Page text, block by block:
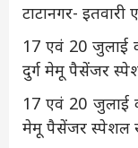
टाटानगर- इतवारी
17 एवं 20 जुलाई
दुर्ग मेमू पैसेंजर
17 एवं 20 जुलाई
मेमू पैसेंजर स्पेशल